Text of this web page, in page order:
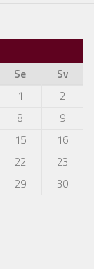
Se
Sv
1
2
8
9
15
16
22
23
29
30